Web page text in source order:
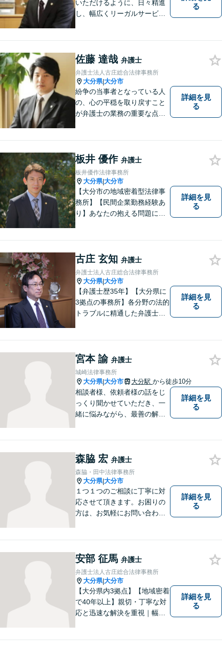
いただけるように、日々精進
し、幅広くリーガルサービス
る
佐藤 達哉 弁護士
弁護士法人古庄総合法律事務所
大分県|大分市
紛争の当事者となっている人
の、心の平穏を取り戻すこと
が弁護士の業務の重要な点と
詳細を見
る
板井 優作 弁護士
板井優作法律事務所
大分県|大分市
【大分市の地域密着型法律事
務所】【民間企業勤務経験あ
り】あなたの抱える問題に、
もに対応可！お気軽にご相談
ください。【英語対応◎】
詳細を見
る
古庄 玄知 弁護士
弁護士法人古庄総合法律事務所
大分県|大分市
【弁護士歴35年】【大分県に
3拠点の事務所】各分野の法的
トラブルに精通した弁護士で
いアットホームな雰囲気の事
務所です。
詳細を見
る
宮本 諭 弁護士
城崎法律事務所
大分県|大分市 大分駅 から徒歩10分
相談者様、依頼者様の話をじ
っくり聞かせていただき、一
緒に悩みながら、最善の解決
詳細を見
る
森脇 宏 弁護士
森脇・田中法律事務所
大分県|大分市
１つ１つのご相談に丁寧に対
応させて頂きます。お困りの
方は、お気軽にお問い合わせ
詳細を見
る
安部 征馬 弁護士
弁護士法人古庄総合法律事務所
大分県|大分市
【大分県内3拠点】【地域密着
で40年以上】親切・丁寧な対
応と迅速な解決を重視｜幅広
詳細を見
る